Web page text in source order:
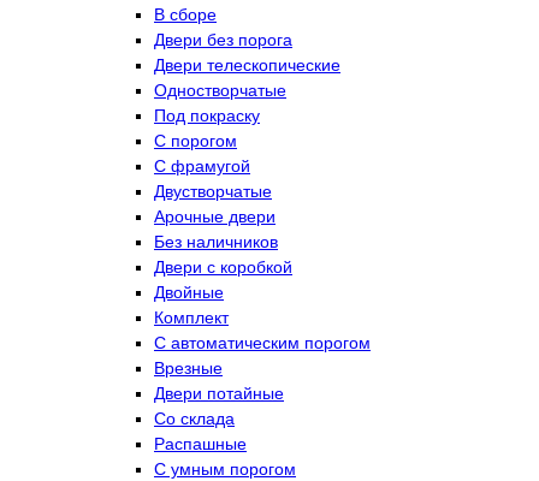
В сборе
Двери без порога
Двери телескопические
Одностворчатые
Под покраску
С порогом
С фрамугой
Двустворчатые
Арочные двери
Без наличников
Двери с коробкой
Двойные
Комплект
С автоматическим порогом
Врезные
Двери потайные
Со склада
Распашные
С умным порогом